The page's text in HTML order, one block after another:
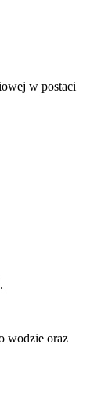
w postaci
wodzie oraz